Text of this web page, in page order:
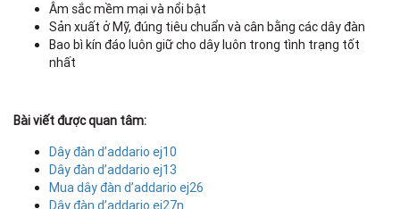
Âm sắc mềm mại và nổi bật
Sản xuất ở Mỹ, đúng tiêu chuẩn và cân bằng các dây đàn
Bao bì kín đáo luôn giữ cho dây luôn trong tình trạng tốt
nhất
Bài viết được quan tâm:
Dây đàn d’addario ej10
Dây đàn d’addario ej13
Mua dây đàn d’addario ej26